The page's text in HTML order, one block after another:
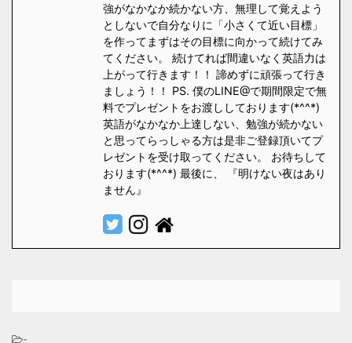
強がなかなか続かない方、無理して覚えよう
としないで自分なりに「小さくて近い目標」
を作ってまずはその目標に向かって続けてみ
てください。 続けてれば間違いなく英語力は
上がって行きます！！ 諦めずに頑張って行き
ましょう！！ PS. 僕のLINE@で期間限定で無
料でプレゼントをお渡ししております(*^^*)
英語がなかなか上達しない、勉強が続かない
と思ってらっしゃる方は是非ご登録頂いてプ
レゼントを受け取ってください。 お待ちして
おります(*^^*) 最後に、 『明けない夜はあり
ません』
-